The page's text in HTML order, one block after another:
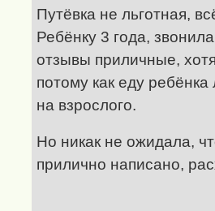
Путёвка не льготная,
Ребёнку 3 года,
отзывы приличные,
потому как еду
на взрослого.
Но никак не ожидала,
прилично написано,